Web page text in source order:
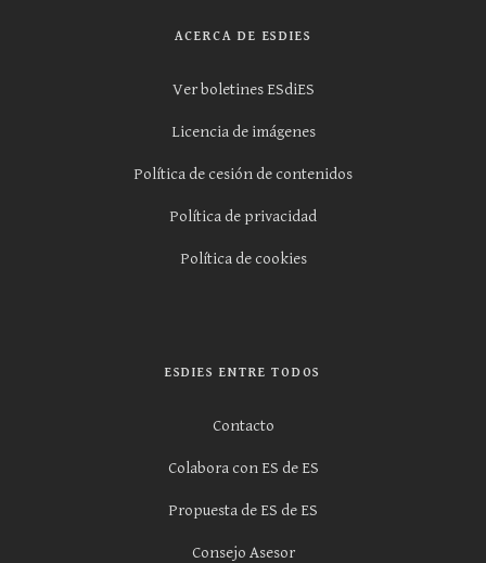
ACERCA DE ESDIES
Ver boletines ESdiES
Licencia de imágenes
Política de cesión de contenidos
Política de privacidad
Política de cookies
ESDIES ENTRE TODOS
Contacto
Colabora con ES de ES
Propuesta de ES de ES
Consejo Asesor